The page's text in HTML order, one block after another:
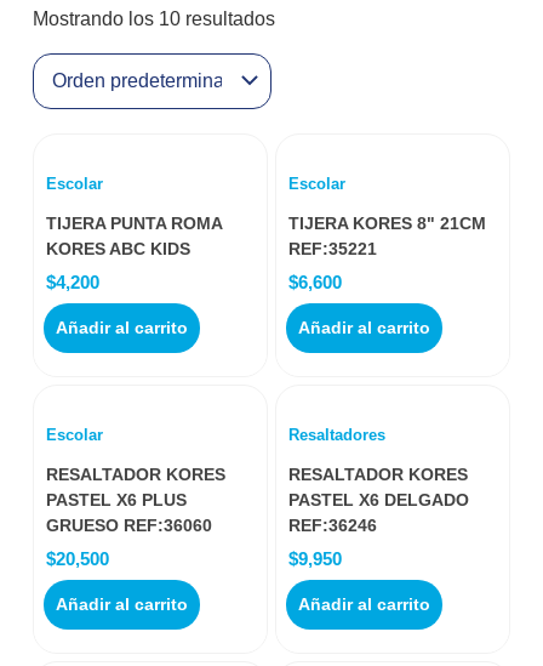
Mostrando los 10 resultados
Escolar
TIJERA PUNTA ROMA
KORES ABC KIDS
$4,200
Añadir al carrito
Escolar
TIJERA KORES 8" 21CM
REF:35221
$6,600
Añadir al carrito
Escolar
RESALTADOR KORES
PASTEL X6 PLUS
GRUESO REF:36060
$20,500
Añadir al carrito
Resaltadores
RESALTADOR KORES
PASTEL X6 DELGADO
REF:36246
$9,950
Añadir al carrito